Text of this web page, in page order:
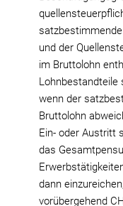
und der
im Bruttolohn
Lohnbestandteile
wenn der
Bruttolohn
Ein- oder Austritt
das
dann
vorübergehend